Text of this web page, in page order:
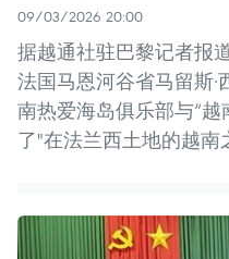
09/03/2026 20:00
据越通社驻巴黎记者报
法国马恩河谷省马留斯
南热爱海岛俱乐部与“
了"在法兰西土地的越南